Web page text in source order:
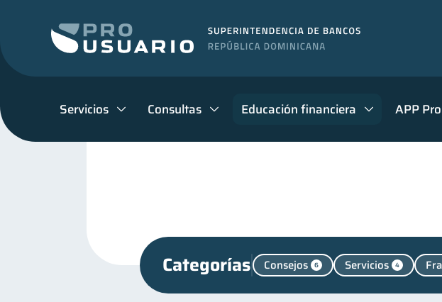
Servicios Consultas Educación financiera APP
Categorías Consejos 6 Servicios 4